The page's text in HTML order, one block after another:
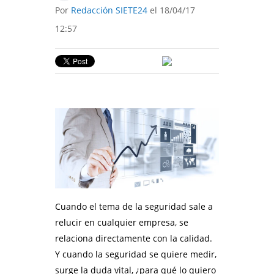
Por Redacción SIETE24 el 18/04/17
12:57
Cuando el tema de la seguridad sale a
relucir en cualquier empresa, se
relaciona directamente con la calidad.
Y cuando la seguridad se quiere medir,
surge la duda vital, ¿para qué lo quiero